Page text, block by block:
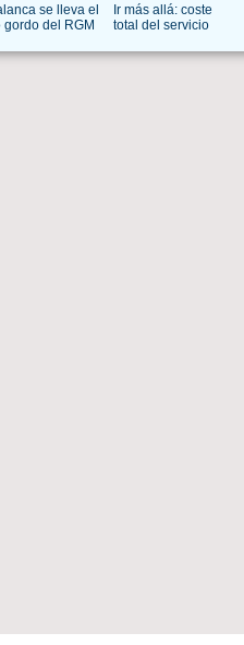
se lleva el
gordo del RGM
Ir más allá: coste
total del servicio